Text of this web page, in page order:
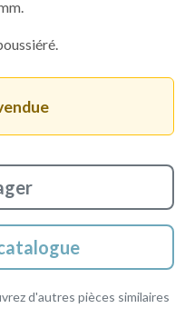
d'autres pièces similaires